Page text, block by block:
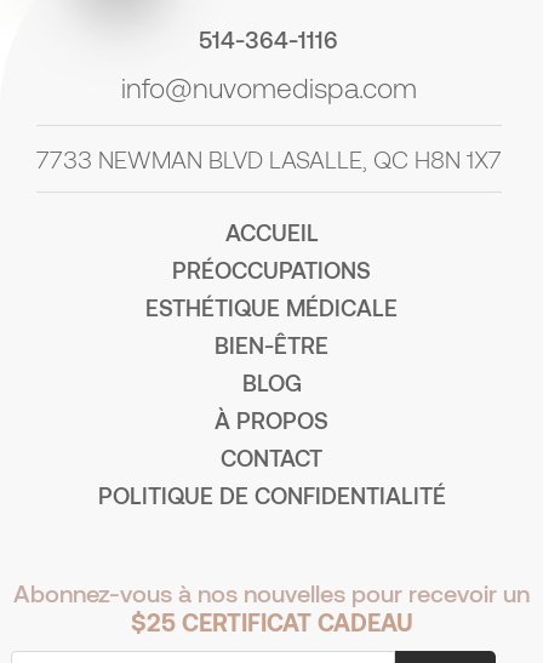
ACCUEIL
PRÉOCCUPATIONS
ESTHÉTIQUE MÉDICALE
BIEN-ÊTRE
BLOG
À PROPOS
CONTACT
POLITIQUE DE CONFIDENTIALITÉ
Abonnez-vous à nos nouvelles pour recevoir un
$25 CERTIFICAT CADEAU
514-364-1116
info@nuvomedispa.com
7733 NEWMAN BLVD LASALLE, QC H8N 1X7